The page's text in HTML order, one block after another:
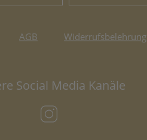
AGB Widerrufsbelehrung
Social Media Kanäle